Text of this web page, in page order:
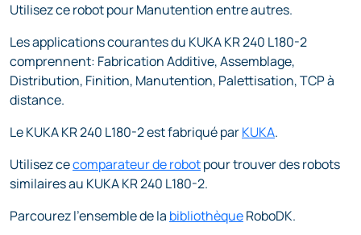
Utilisez ce robot pour Manutention entre autres.
Les applications courantes du KUKA KR 240 L180-2
comprennent: Fabrication Additive, Assemblage,
Distribution, Finition, Manutention, Palettisation, TCP à
distance.
Le KUKA KR 240 L180-2 est fabriqué parKUKA.
Utilisez cecomparateur de robotpour trouver des robots
similaires au KUKA KR 240 L180-2.
Parcourez l'ensemble de la bibliothèqueRoboDK.